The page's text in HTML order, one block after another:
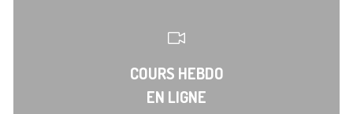
COURS HEBDO
EN LIGNE